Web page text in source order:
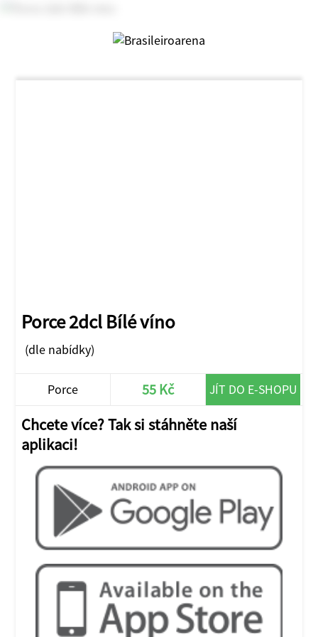
Porce 2dcl Bílé víno
(dle nabídky)
Porce 55 Kč JÍT DO E-SHOPU
Chcete více? Tak si stáhněte naší
aplikaci!